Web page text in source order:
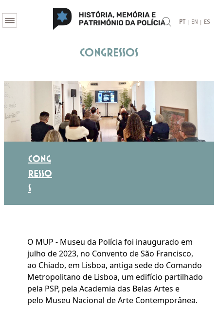
PT | EN | ES
Congressos
CONG
RESSO
S
O MUP - Museu da Polícia foi inaugurado em
julho de 2023, no Convento de São Francisco,
ao Chiado, em Lisboa, antiga sede do Comando
Metropolitano de Lisboa, um edifício partilhado
pela PSP, pela Academia das Belas Artes e
pelo Museu Nacional de Arte Contemporânea.